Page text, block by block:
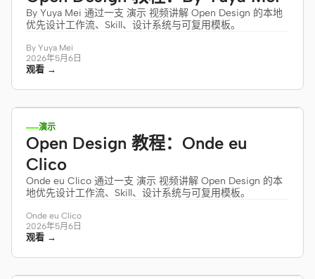
By Yuya Mei 通过一支 演示 视频讲解 Open Design 的本地
优先设计工作流、Skill、设计系统与可复用模板。
By Yuya Mei
2026年5月6日
观看 →
10:55
演示
Open Design 教程：Onde eu
Clico
Onde eu Clico 通过一支 演示 视频讲解 Open Design 的本
地优先设计工作流、Skill、设计系统与可复用模板。
Onde eu Clico
2026年5月6日
观看 →
22:04